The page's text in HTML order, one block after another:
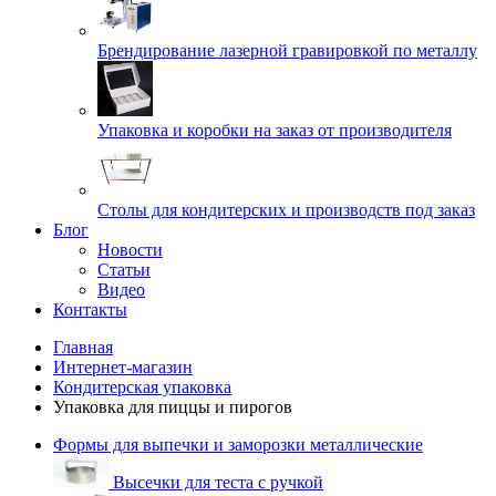
Брендирование лазерной гравировкой по металлу
Упаковка и коробки на заказ от производителя
Cтолы для кондитерских и производств под заказ
Блог
Новости
Статьи
Видео
Контакты
Главная
Интернет-магазин
Кондитерская упаковка
Упаковка для пиццы и пирогов
Формы для выпечки и заморозки металлические
Высечки для теста с ручкой